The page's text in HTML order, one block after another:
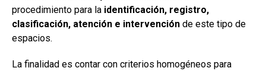
procedimiento para la identificación, registro,
clasificación, atención e intervención de este tipo de
espacios.
La finalidad es contar con criterios homogéneos para